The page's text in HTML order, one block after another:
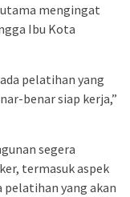
mengingat
Ibu Kota
pelatihan yang
benar siap kerja,”
segera
termasuk aspek
yang akan